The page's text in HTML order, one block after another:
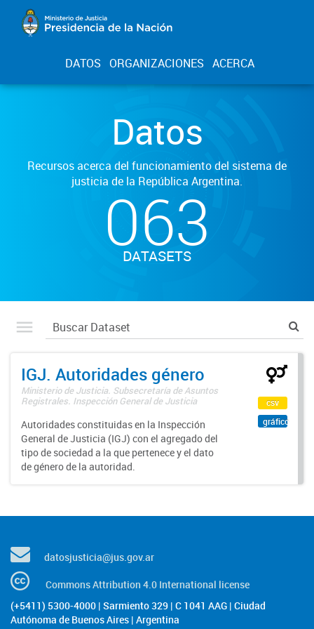
DATOS ORGANIZACIONES ACERCA
Datos
Recursos acerca del funcionamiento del sistema de
justicia de la República Argentina.
063
DATASETS
IGJ. Autoridades género
Ministerio de Justicia. Subsecretaría de Asuntos
Registrales. Inspección General de Justicia
Autoridades constituidas en la Inspección
General de Justicia (IGJ) con el agregado del
tipo de sociedad a la que pertenece y el dato
de género de la autoridad.
csv
gráfico
datosjusticia@jus.gov.ar
Commons Attribution 4.0 International license
(+5411) 5300-4000 | Sarmiento 329 | C 1041 AAG | Ciudad
Autónoma de Buenos Aires | Argentina